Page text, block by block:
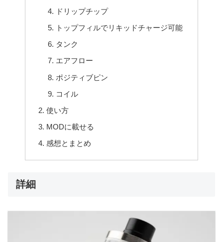
ドリップチップ
トップフィルでリキッドチャージ可能
タンク
エアフロー
ポジティブピン
コイル
使い方
MODに載せる
感想とまとめ
詳細